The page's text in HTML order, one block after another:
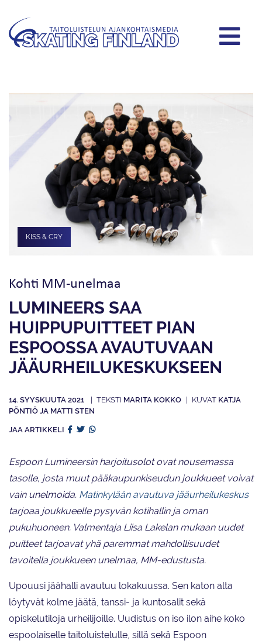
KISS & CRY
Kohti MM-unelmaa
LUMINEERS SAA
HUIPPUPUITTEET PIAN
ESPOOSSA AVAUTUVAAN
JÄÄURHEILU­KESKUKSEEN
14. SYYSKUUTA 2021 MARITA KOKKO
KATJA
PÖNTIÖ JA MATTI STEN
JAA ARTIKKELI
Espoon Lumineersin harjoitusolot ovat nousemassa
tasolle, josta muut pääkaupunkiseudun joukkueet voivat
vain unelmoida. Matinkylään avautuva jääurheilukeskus
tarjoaa joukkueelle pysyvän kotihallin ja oman
pukuhuoneen. Valmentaja Liisa Lakelan mukaan uudet
puitteet tarjoavat yhä paremmat mahdollisuudet
tavoitella joukkueen unelmaa, MM-edustusta.
Upouusi jäähalli avautuu lokakuussa. Sen katon alta
löytyvät kolme jäätä, tanssi- ja kuntosalit sekä
opiskelutiloja urheilijoille. Uudistus on iso ilon aihe koko
espoolaiselle taitoluistelulle, sillä sekä Espoon